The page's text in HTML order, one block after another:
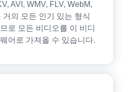
AVI, WMV, FLV, WebM,
거의 모든 인기 있는 형식
로 모든 비디오를 이 비디
어로 가져올 수 있습니다.